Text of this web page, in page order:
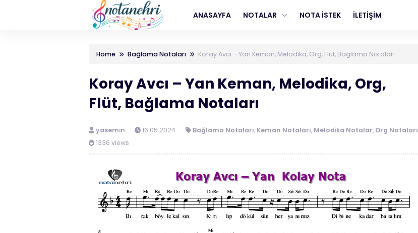
ANASAYFA NOTALAR NOTA İSTEK İLETİŞİM
Home Bağlama Notaları Koray Avcı – Yan Keman, Melodika, Org, Flüt, Bağlama Notaları
Koray Avcı – Yan Keman, Melodika, Org,
Flüt, Bağlama Notaları
yasemin 16.05.2024 Bağlama Notaları, Keman Notaları, Melodika Notalar, Org Notaları
1336 views